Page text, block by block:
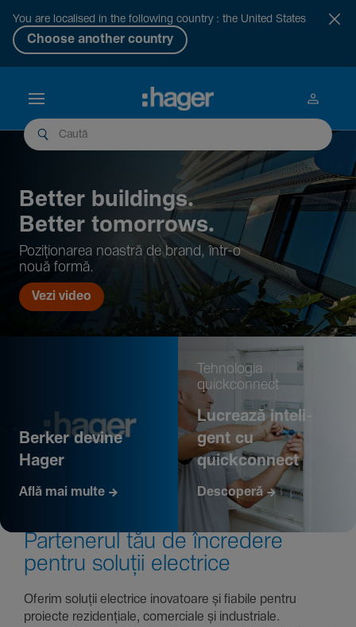
You are localised in the following country : the United States
Choose another country
Better buil­dings.
Better tomor­rows.
Pozi­țio­narea noastră de brand, într-o
nouă formă.
Vezi video
Berker devine
Hager
Află mai multe
Tehno­logia
quickconnect
Lucrează inte­li­
gent cu
quickconnect
Descoperă
Parte­nerul tău de încre­dere
pentru soluții electrice
Oferim soluții electrice inova­toare și fiabile pentru
proiecte rezi­den­țiale, comer­ciale și indus­triale.